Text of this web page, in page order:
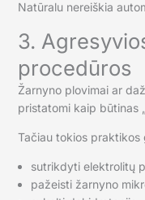
Natūralu nereiškia
3.
procedūros
Žarnyno plovimai ar
pristatomi kaip būtinas
Tačiau tokios praktikos
sutrikdyti elektrolitų
pažeisti žarnyno